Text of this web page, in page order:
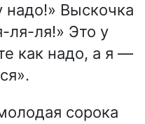
Выскочка
ля-ля!» Это у
как надо, а я —
сорока